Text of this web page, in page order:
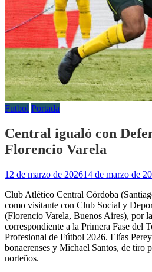
Futbol Portada
Central igualó con
Florencio Varela
12 de marzo de 202614 de marzo de
Club Atlético Central Córdoba
como visitante con Club Social y
(Florencio Varela, Buenos Aires), por
correspondiente a la Primera Fase del
Profesional de Fútbol 2026. Elías
bonaerenses y Michael Santos, de tiro
norteños.